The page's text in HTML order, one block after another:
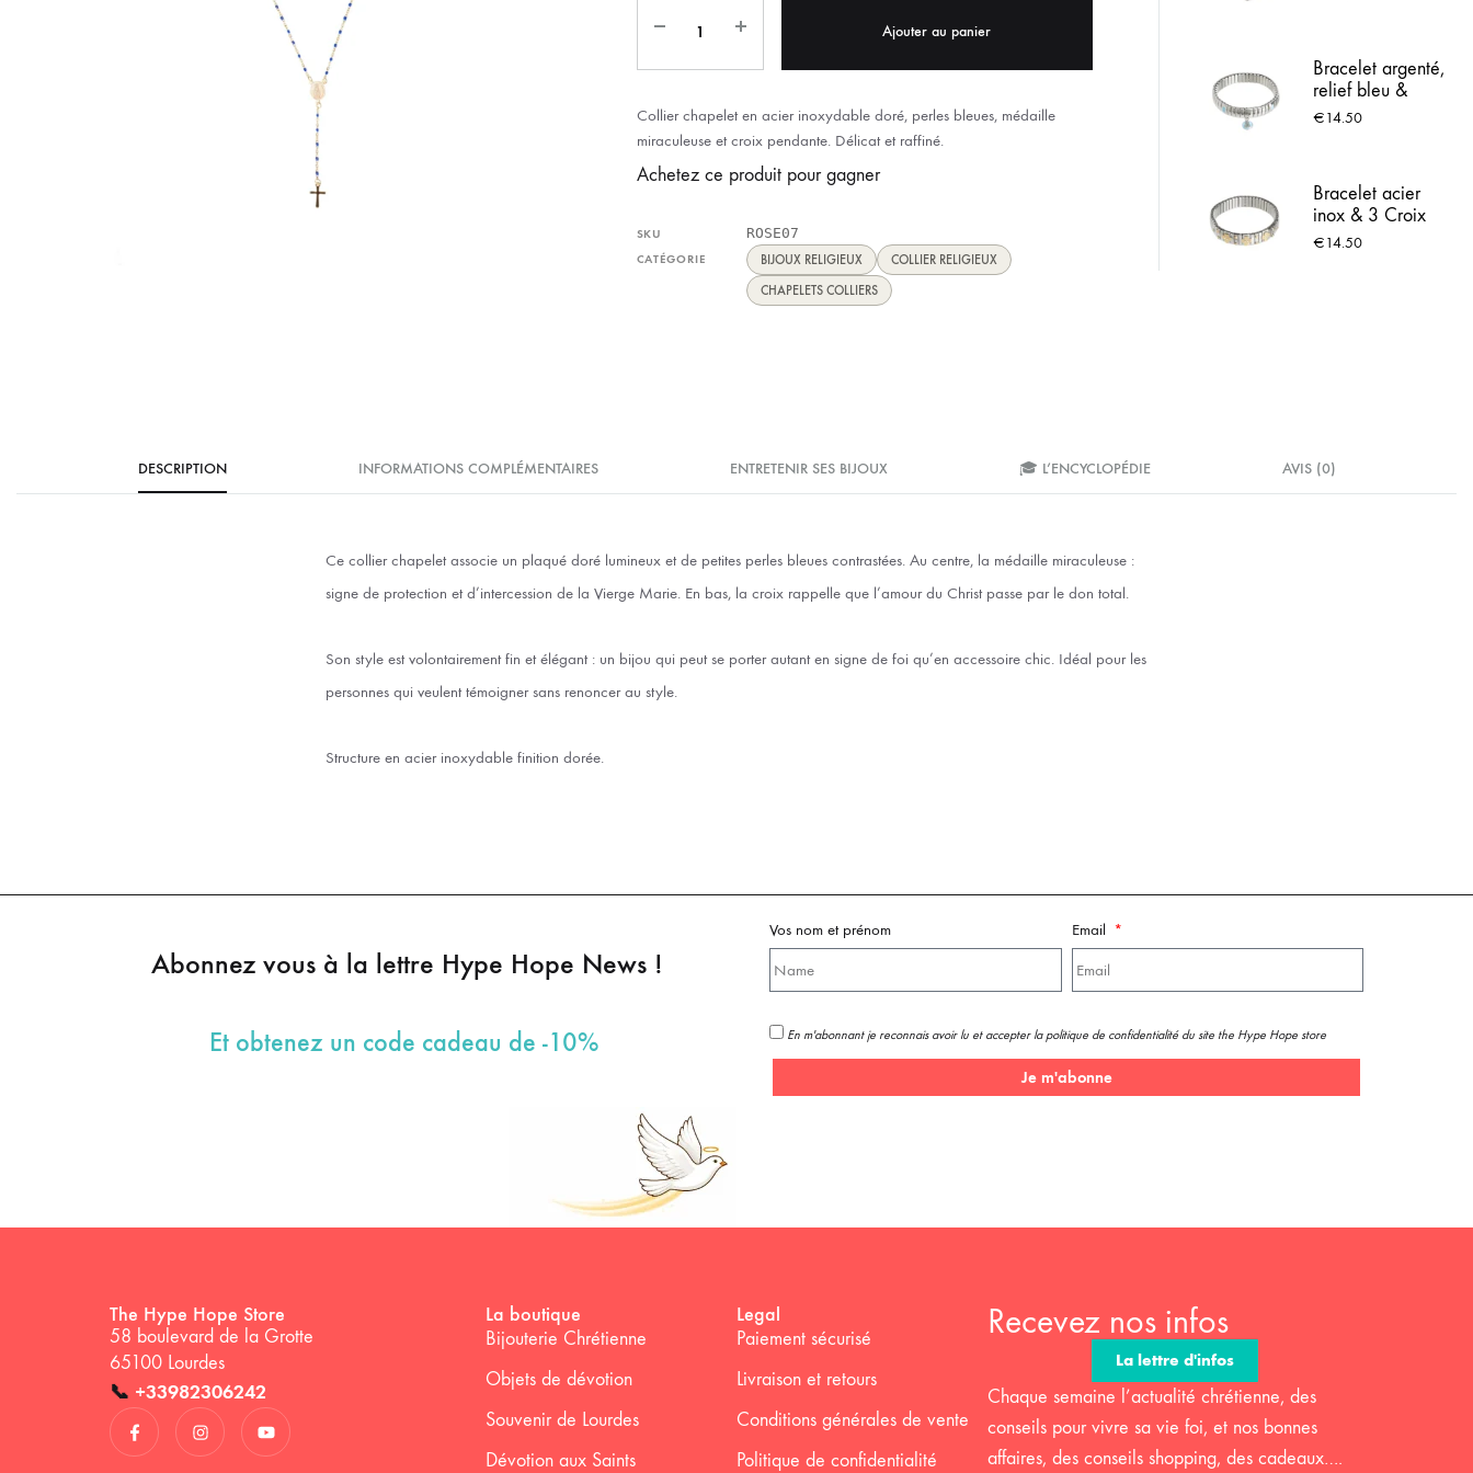
MÉDAILLES JÉSUS
EX-VOTOS ET COEURS SACRÉS
SOUVENIRS DE LOURDES
Ajouter au panier
Collier chapelet en acier inoxydable doré, perles bleues, médaille
miraculeuse et croix pendante. Délicat et raffiné.
Achetez ce produit pour gagner
SKU ROSE07
CATÉGORIE BIJOUX RELIGIEUX
COLLIER RELIGIEUX
CHAPELETS COLLIERS
Bracelet argenté,
relief bleu &
Médaille de
€14.50
Bracelet acier
inox & 3 Croix
strassées
€14.50
DESCRIPTION INFORMATIONS COMPLÉMENTAIRES ENTRETENIR SES BIJOUX 🎓 L’ENCYCLOPÉDIE AVIS (0)
Ce collier chapelet associe un plaqué doré lumineux et de petites perles bleues contrastées. Au centre, la médaille miraculeuse :
signe de protection et d’intercession de la Vierge Marie. En bas, la croix rappelle que l’amour du Christ passe par le don total.
Son style est volontairement fin et élégant : un bijou qui peut se porter autant en signe de foi qu’en accessoire chic. Idéal pour les
personnes qui veulent témoigner sans renoncer au style.
Structure en acier inoxydable finition dorée.
Abonnez vous à la lettre Hype Hope News !
Et obtenez un code cadeau de -10%
Vos nom et prénom Email
En m'abonnant je reconnais avoir lu et accepter la politique de confidentialité du site the Hype Hope store
Je m'abonne
The Hype Hope Store
58 boulevard de la Grotte
65100 Lourdes
📞 +33982306242
La boutique
Bijouterie Chrétienne
Objets de dévotion
Souvenir de Lourdes
Dévotion aux Saints
Legal
Paiement sécurisé
Livraison et retours
Conditions générales de vente
Politique de confidentialité
Recevez nos infos
La lettre d'infos
Chaque semaine l’actualité chrétienne, des
conseils pour vivre sa vie foi, et nos bonnes
affaires, des conseils shopping, des cadeaux….